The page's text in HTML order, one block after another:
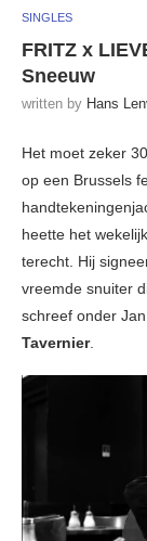
SINGLES
FRITZ x
Sneeuw
written by Hans
Het moet zeker
op een Brussels
heette het
terecht. Hij
vreemde snuiter
schreef onder
Tavernier.